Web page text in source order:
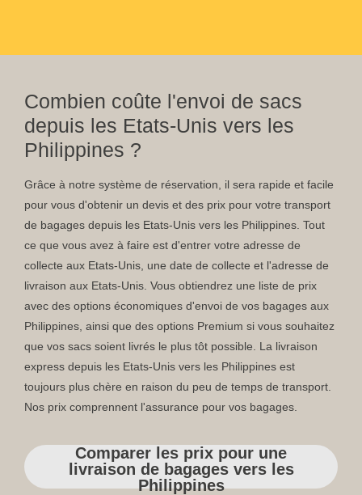
Combien coûte l'envoi de sacs
depuis les Etats-Unis vers les
Philippines ?
Grâce à notre système de réservation, il sera rapide et facile
pour vous d'obtenir un devis et des prix pour votre transport
de bagages depuis les Etats-Unis vers les Philippines. Tout
ce que vous avez à faire est d'entrer votre adresse de
collecte aux Etats-Unis, une date de collecte et l'adresse de
livraison aux Etats-Unis. Vous obtiendrez une liste de prix
avec des options économiques d'envoi de vos bagages aux
Philippines, ainsi que des options Premium si vous souhaitez
que vos sacs soient livrés le plus tôt possible. La livraison
express depuis les Etats-Unis vers les Philippines est
toujours plus chère en raison du peu de temps de transport.
Nos prix comprennent l'assurance pour vos bagages.
Comparer les prix pour une
livraison de bagages vers les
Philippines